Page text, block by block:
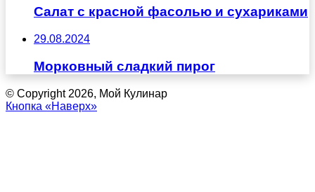
Салат с красной фасолью и сухариками
29.08.2024
Морковный сладкий пирог
© Copyright 2026, Мой Кулинар
Кнопка «Наверх»